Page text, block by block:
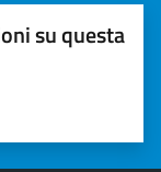
su questa